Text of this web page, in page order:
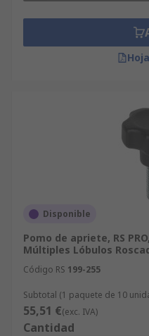
ergonómico para un
Disponible
Pomo de apriete, RS
Múltiples Lóbulos
Código RS 199-255
Subtotal (1 paquete de 10
55,51 €(exc. IVA)
Cantidad